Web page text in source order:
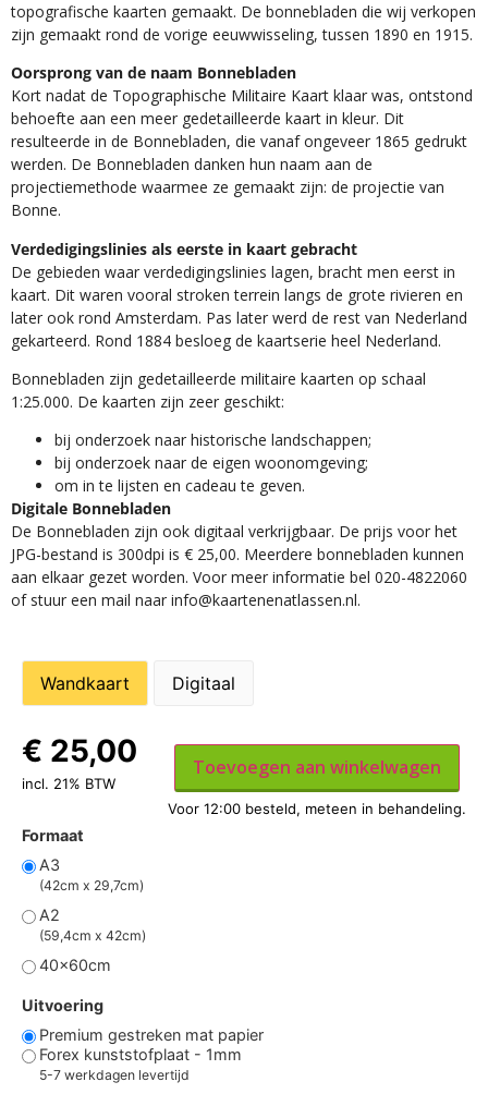
topografische kaarten gemaakt. De bonnebladen die wij verkopen
zijn gemaakt rond de vorige eeuwwisseling, tussen 1890 en 1915.
Oorsprong van de naam Bonnebladen
Kort nadat de Topographische Militaire Kaart klaar was, ontstond
behoefte aan een meer gedetailleerde kaart in kleur. Dit
resulteerde in de Bonnebladen, die vanaf ongeveer 1865 gedrukt
werden. De Bonnebladen danken hun naam aan de
projectiemethode waarmee ze gemaakt zijn: de projectie van
Bonne.
Verdedigingslinies als eerste in kaart gebracht
De gebieden waar verdedigingslinies lagen, bracht men eerst in
kaart. Dit waren vooral stroken terrein langs de grote rivieren en
later ook rond Amsterdam. Pas later werd de rest van Nederland
gekarteerd. Rond 1884 besloeg de kaartserie heel Nederland.
Bonnebladen zijn gedetailleerde militaire kaarten op schaal
1:25.000. De kaarten zijn zeer geschikt:​
​bij onderzoek naar historische landschappen;
bij onderzoek naar de eigen woonomgeving;
om in te lijsten en cadeau te geven.
Digitale Bonnebladen
De Bonnebladen zijn ook digitaal verkrijgbaar. De prijs voor het
JPG-bestand is 300dpi is € 25,00. Meerdere bonnebladen kunnen
aan elkaar gezet worden. Voor meer informatie bel 020-4822060
of stuur een mail naar info@kaartenenatlassen.nl.
Wandkaart Digitaal
Formaat
A3
(42cm x 29,7cm)
A2
(59,4cm x 42cm)
40x60cm
Uitvoering
Premium gestreken mat papier
Forex kunststofplaat - 1mm
5-7 werkdagen levertijd
€ 25,00
incl. 21% BTW
Toevoegen aan winkelwagen